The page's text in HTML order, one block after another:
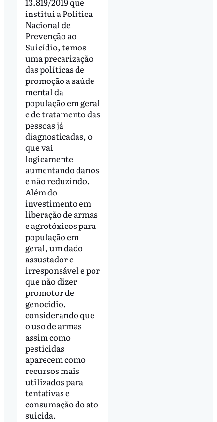
institui a Política
Nacional de
Prevenção ao
Suicídio, temos
uma precarização
das políticas de
promoção a saúde
mental da
população em geral
e de tratamento das
pessoas já
diagnosticadas, o
que vai
logicamente
aumentando danos
e não reduzindo.
Além do
investimento em
liberação de armas
e agrotóxicos para
população em
geral, um dado
assustador e
irresponsável e por
que não dizer
promotor de
genocídio,
considerando que
o uso de armas
assim como
pesticidas
aparecem como
recursos mais
utilizados para
tentativas e
consumação do ato
suicida.